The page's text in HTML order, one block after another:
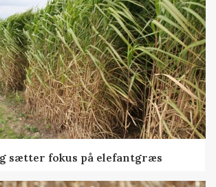
sætter fokus på elefantgræs